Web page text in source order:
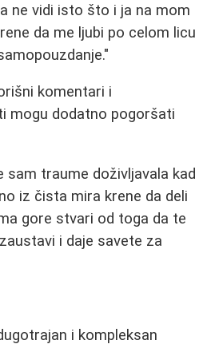
ne vidi isto što i ja na mom
da me ljubi po celom licu
komentari i
mogu dodatno pogoršati
sam traume doživljavala kad
iz čista mira krene da deli
gore stvari od toga da te
i daje savete za
i kompleksan